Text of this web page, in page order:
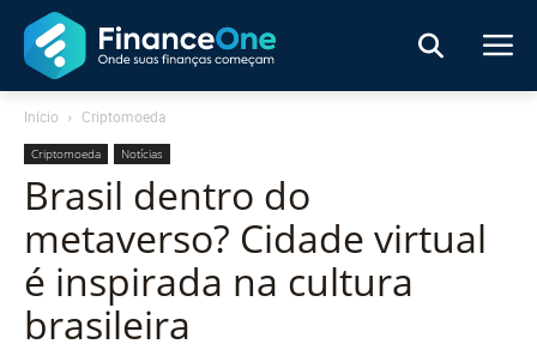
Início Criptomoeda
Criptomoeda Notícias
Brasil dentro do
metaverso? Cidade virtual
é inspirada na cultura
brasileira